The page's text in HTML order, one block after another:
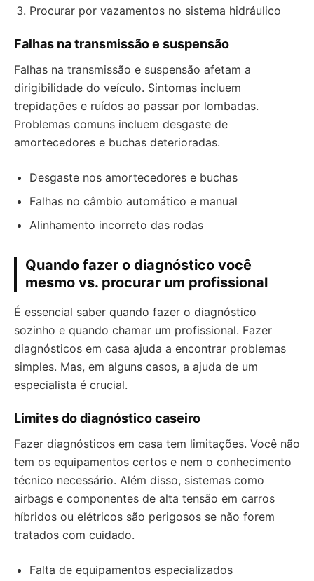
Procurar por vazamentos no sistema hidráulico
Falhas na transmissão e suspensão
Falhas na transmissão e suspensão afetam a
dirigibilidade do veículo. Sintomas incluem
trepidações e ruídos ao passar por lombadas.
Problemas comuns incluem desgaste de
amortecedores e buchas deterioradas.
Desgaste nos amortecedores e buchas
Falhas no câmbio automático e manual
Alinhamento incorreto das rodas
Quando fazer o diagnóstico você
mesmo vs. procurar um profissional
É essencial saber quando fazer o diagnóstico
sozinho e quando chamar um profissional. Fazer
diagnósticos em casa ajuda a encontrar problemas
simples. Mas, em alguns casos, a ajuda de um
especialista é crucial.
Limites do diagnóstico caseiro
Fazer diagnósticos em casa tem limitações. Você não
tem os equipamentos certos e nem o conhecimento
técnico necessário. Além disso, sistemas como
airbags e componentes de alta tensão em carros
híbridos ou elétricos são perigosos se não forem
tratados com cuidado.
Falta de equipamentos especializados